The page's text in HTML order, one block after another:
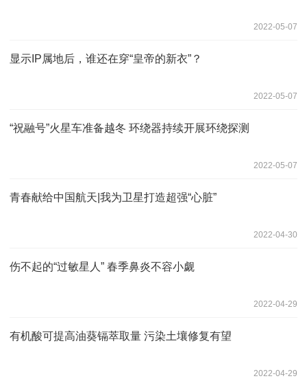
2022-05-07
显示IP属地后，谁还在穿“皇帝的新衣”？
2022-05-07
“祝融号”火星车准备越冬 环绕器持续开展环绕探测
2022-05-07
青春献给中国航天|我为卫星打造超强“心脏”
2022-04-30
伤不起的“过敏星人” 春季鼻炎不容小觑
2022-04-29
有机酸可提高油葵镉萃取量 污染土壤修复有望
2022-04-29